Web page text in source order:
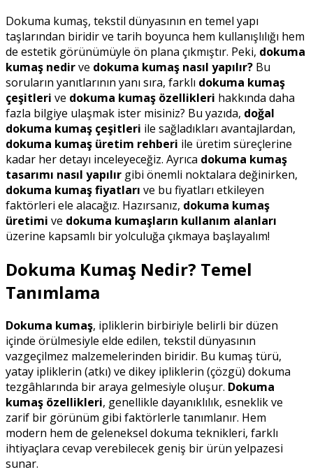
Dokuma kumaş, tekstil dünyasının en temel yapı
taşlarından biridir ve tarih boyunca hem kullanışlılığı hem
de estetik görünümüyle ön plana çıkmıştır. Peki, dokuma
kumaş nedirve dokuma kumaş nasıl yapılır? Bu
soruların yanıtlarının yanı sıra, farklı dokuma kumaş
çeşitleri ve dokuma kumaş özellikleri hakkında daha
fazla bilgiye ulaşmak ister misiniz? Bu yazıda, doğal
dokuma kumaş çeşitleri ile sağladıkları avantajlardan,
dokuma kumaş üretim rehberi ile üretim süreçlerine
kadar her detayı inceleyeceğiz. Ayrıca dokuma kumaş
tasarımı nasıl yapılır gibi önemli noktalara değinirken,
dokuma kumaş fiyatları ve bu fiyatları etkileyen
faktörleri ele alacağız. Hazırsanız, dokuma kumaş
üretimi ve dokuma kumaşların kullanım alanları
üzerine kapsamlı bir yolculuğa çıkmaya başlayalım!
Dokuma Kumaş Nedir? Temel
Tanımlama
Dokuma kumaş, ipliklerin birbiriyle belirli bir düzen
içinde örülmesiyle elde edilen, tekstil dünyasının
vazgeçilmez malzemelerinden biridir. Bu kumaş türü,
yatay ipliklerin (atkı) ve dikey ipliklerin (çözgü) dokuma
tezgâhlarında bir araya gelmesiyle oluşur. Dokuma
kumaş özellikleri, genellikle dayanıklılık, esneklik ve
zarif bir görünüm gibi faktörlerle tanımlanır. Hem
modern hem de geleneksel dokuma teknikleri, farklı
ihtiyaçlara cevap verebilecek geniş bir ürün yelpazesi
sunar.